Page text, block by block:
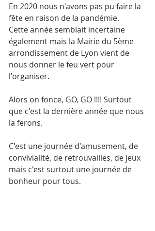
En 2020 nous n'avons pas pu faire la
fête en raison de la pandémie.
Cette année semblait incertaine
également mais la Mairie du 5ème
arrondissement de Lyon vient de
nous donner le feu vert pour
l'organiser.
Alors on fonce, GO, GO !!!! Surtout
que c'est la dernière année que nous
la ferons.
C'est une journée d'amusement, de
convivialité, de retrouvailles, de jeux
mais c'est surtout une journée de
bonheur pour tous.